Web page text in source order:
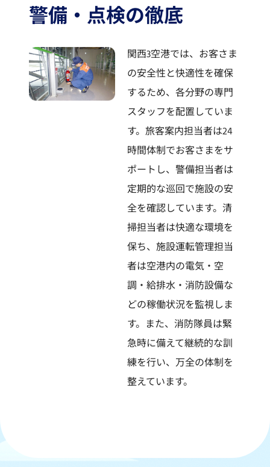
警備・点検の徹底
関西3空港では、お客さま
の安全性と快適性を確保
するため、各分野の専門
スタッフを配置していま
す。旅客案内担当者は24
時間体制でお客さまをサ
ポートし、警備担当者は
定期的な巡回で施設の安
全を確認しています。清
掃担当者は快適な環境を
保ち、施設運転管理担当
者は空港内の電気・空
調・給排水・消防設備な
どの稼働状況を監視しま
す。また、消防隊員は緊
急時に備えて継続的な訓
練を行い、万全の体制を
整えています。